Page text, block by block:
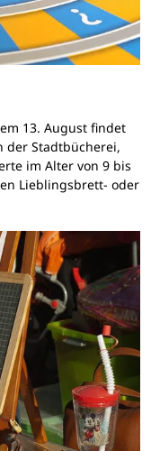
13. August findet
der Stadtbücherei,
im Alter von 9 bis
Lieblingsbrett- oder